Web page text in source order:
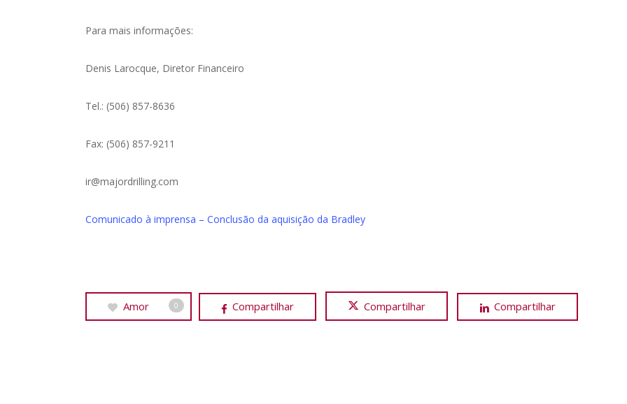
Para mais informações:
Denis Larocque, Diretor Financeiro
Tel.: (506) 857-8636
Fax: (506) 857-9211
ir@majordrilling.com
Comunicado à imprensa – Conclusão da aquisição da Bradley
Amor 0 Compartilhar Compartilhar Compartilhar